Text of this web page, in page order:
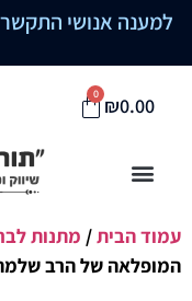
למענה אנושי התקשרו בשעות
₪0.00
0
עמוד הבית/ מתנות
המופלאה של הרב